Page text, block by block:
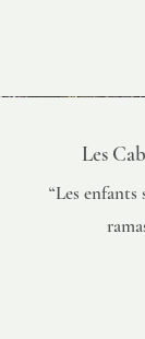
Les
“Les enfants